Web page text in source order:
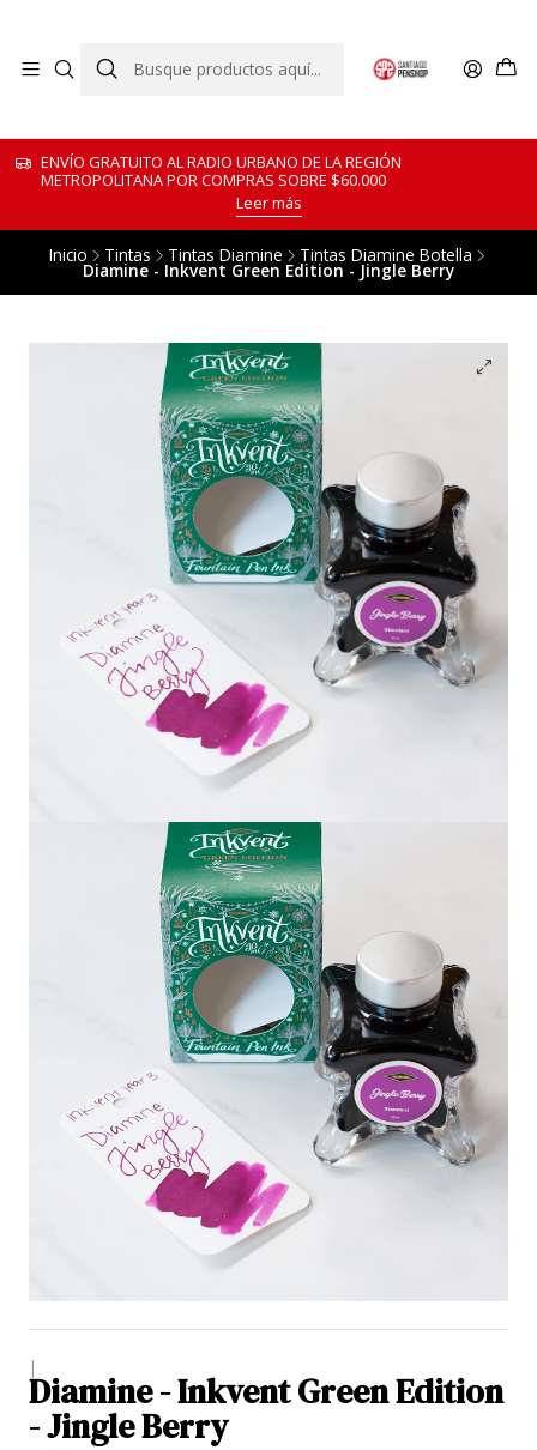
ENVÍO GRATUITO AL RADIO URBANO DE LA REGIÓN
METROPOLITANA POR COMPRAS SOBRE $60.000
Leer más
Inicio Tintas Tintas Diamine Tintas Diamine Botella
Diamine - Inkvent Green Edition - Jingle Berry
|
Diamine - Inkvent Green Edition
- Jingle Berry